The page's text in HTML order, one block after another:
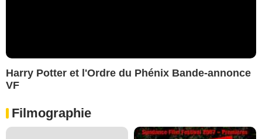
Harry Potter et l'Ordre du Phénix Bande-annonce
VF
Filmographie